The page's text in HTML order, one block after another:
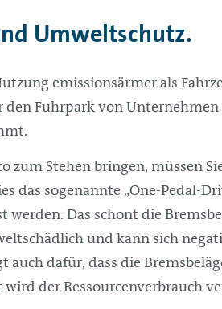
Umweltschutz.
emissionsärmer als
Fuhrpark von
zum Stehen bringen, müssen
das sogenannte „One-Pedal-
Das schont die
und kann sich
auch dafür, dass die
der Ressourcenverbrauch